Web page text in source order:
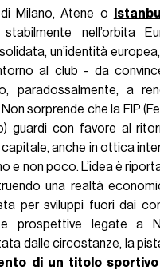
Milano, Atene o Istanbul
nell’orbita
un’identità
al club - da
paradossalmente, a
sorprende che la FIP
guardi con favore al
anche in ottica
e non poco. L’idea è
una realtà
per sviluppi fuori dai
e prospettive legate a
dalle circostanze, la
di un titolo sportivo